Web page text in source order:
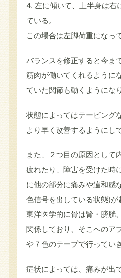
4. 左に傾いて、上半身は右
ている。
この場合は左脚荷重になっ
バランスを修正すると今ま
筋肉が働いてくれるように
ていた関節も動くようにな
状態によってはテーピング
より早く改善するようにし
また、２つ目の原因として
疲れたり、障害を受けた時
に他の部分に痛みや違和感
色信号を出している状態)が
東洋医学的に骨は腎・膀胱
関係しており、そこへのア
や７色のテープで行ってい
症状によっては、痛みが出